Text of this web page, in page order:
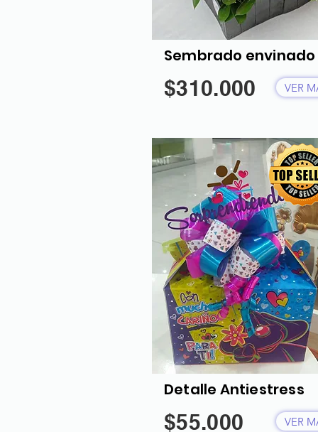
Sembrado envinado
$310.000 VER
Detalle Antiestress
$55.000 VER